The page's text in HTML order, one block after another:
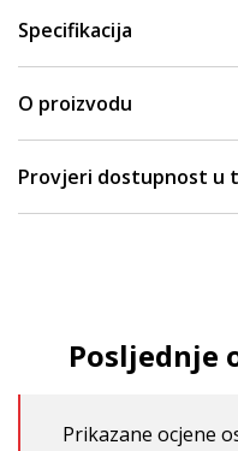
Specifikacija
O proizvodu
Provjeri dostupnost u
Posljednje
Prikazane ocjene